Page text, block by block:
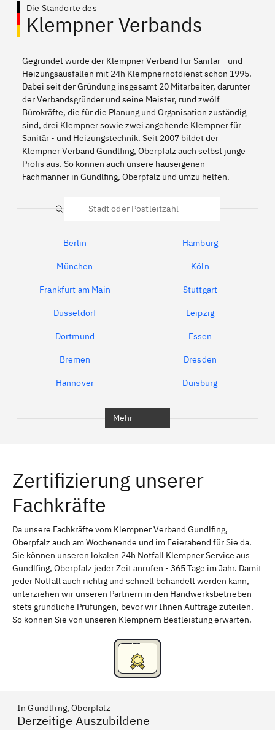
Die Standorte des
Klempner Verbands
Gegründet wurde der Klempner Verband für Sanitär - und
Heizungsausfällen mit 24h Klempnernotdienst schon 1995.
Dabei seit der Gründung insgesamt 20 Mitarbeiter, darunter
der Verbandsgründer und seine Meister, rund zwölf
Bürokräfte, die für die Planung und Organisation zuständig
sind, drei Klempner sowie zwei angehende Klempner für
Sanitär - und Heizungstechnik. Seit 2007 bildet der
Klempner Verband Gundlfing, Oberpfalz auch selbst junge
Profis aus. So können auch unsere hauseigenen
Fachmänner in Gundlfing, Oberpfalz und umzu helfen.
Suche
Berlin Hamburg
München Köln
Frankfurt am Main Stuttgart
Düsseldorf Leipzig
Dortmund Essen
Bremen Dresden
Hannover Duisburg
Erlangen Bamberg
Bayreuth
Schweinfurt Passau
Freising Rudelsdorf, Mittelfranken
Mehr
Zertifizierung unserer
Fachkräfte
Da unsere Fachkräfte vom Klempner Verband Gundlfing,
Oberpfalz auch am Wochenende und im Feierabend für Sie da.
Sie können unseren lokalen 24h Notfall Klempner Service aus
Gundlfing, Oberpfalz jeder Zeit anrufen - 365 Tage im Jahr. Damit
jeder Notfall auch richtig und schnell behandelt werden kann,
unterziehen wir unseren Partnern in den Handwerksbetrieben
stets gründliche Prüfungen, bevor wir Ihnen Aufträge zuteilen.
So können Sie von unseren Klempnern Bestleistung erwarten.
In Gundlfing, Oberpfalz
Derzeitige Auszubildene